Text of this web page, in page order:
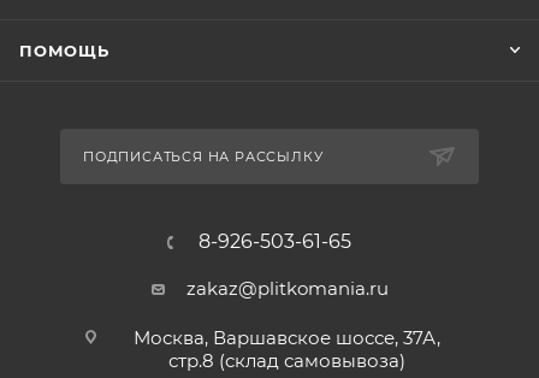
ПОМОЩЬ
ПОДПИСАТЬСЯ НА РАССЫЛКУ
8-926-503-61-65
zakaz@plitkomania.ru
Москва, Варшавское шоссе, 37А,
стр.8 (склад самовывоза)